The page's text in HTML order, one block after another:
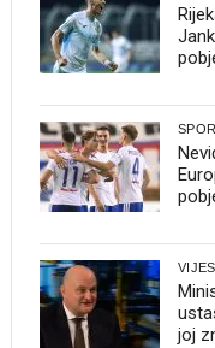
joj